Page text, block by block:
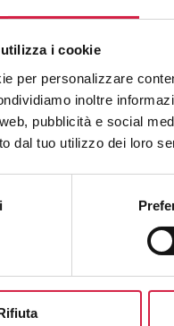
i cookie
per personalizzare
inoltre
pubblicità e social
dal tuo utilizzo dei loro